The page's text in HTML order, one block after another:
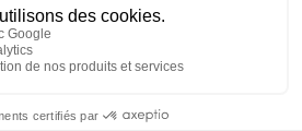
l'Adresse